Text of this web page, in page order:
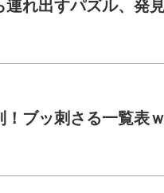
れ出すパズル、発
！ブッ刺さる一覧表